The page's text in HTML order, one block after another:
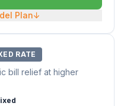
Plan↓
RATE
bill relief at higher